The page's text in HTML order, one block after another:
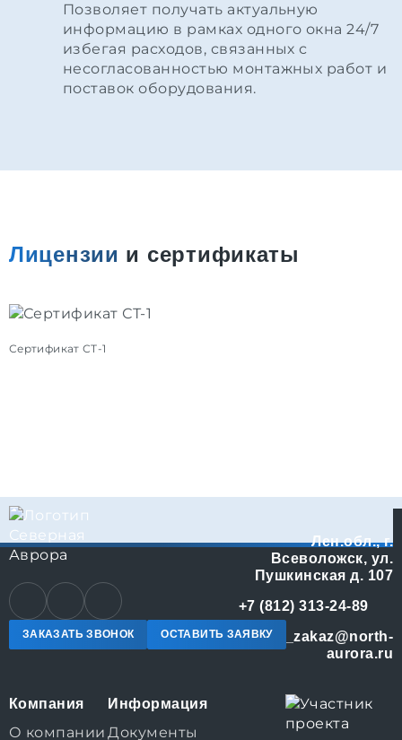
Позволяет получать актуальную
информацию в рамках одного окна 24/7
избегая расходов, связанных с
несогласованностью монтажных работ и
поставок оборудования.
Лицензии и сертификаты
Сертификат СТ-1
Лен.обл., г.
Всеволожск, ул.
Пушкинская д. 107
+7 (812) 313-24-89
online_zakaz@north-
aurora.ru
ЗАКАЗАТЬ ЗВОНОК ОСТАВИТЬ ЗАЯВКУ
Компания
О компании
Информация
Документы